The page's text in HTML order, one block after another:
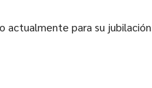
para su